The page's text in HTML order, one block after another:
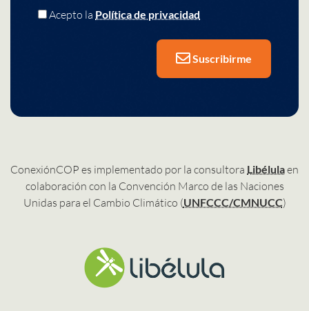
Acepto la Política de privacidad
Suscribirme
ConexiónCOP es implementado por la consultora Libélulaen
colaboración con la Convención Marco de las Naciones
Unidas para el Cambio Climático (UNFCCC/CMNUCC)